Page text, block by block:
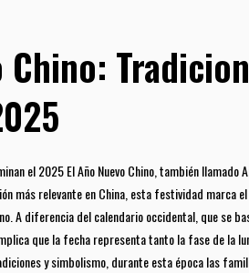
Chino:
el 2025 El Año Nuevo Chino, también llamado
más relevante en China, esta festividad marca
A diferencia del calendario occidental, que se
que la fecha representa tanto la fase de la
y simbolismo, durante esta época las